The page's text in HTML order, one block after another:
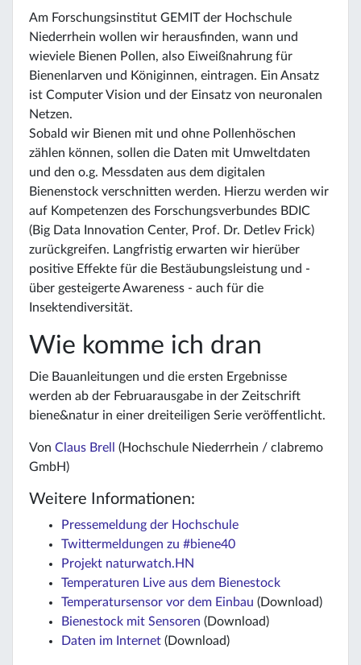
Am Forschungsinstitut GEMIT der Hochschule
Niederrhein wollen wir herausfinden, wann und
wieviele Bienen Pollen, also Eiweißnahrung für
Bienenlarven und Königinnen, eintragen. Ein Ansatz
ist Computer Vision und der Einsatz von neuronalen
Netzen.
Sobald wir Bienen mit und ohne Pollenhöschen
zählen können, sollen die Daten mit Umweltdaten
und den o.g. Messdaten aus dem digitalen
Bienenstock verschnitten werden. Hierzu werden wir
auf Kompetenzen des Forschungsverbundes BDIC
(Big Data Innovation Center, Prof. Dr. Detlev Frick)
zurückgreifen. Langfristig erwarten wir hierüber
positive Effekte für die Bestäubungsleistung und -
über gesteigerte Awareness - auch für die
Insektendiversität.
Wie komme ich dran
Die Bauanleitungen und die ersten Ergebnisse
werden ab der Februarausgabe in der Zeitschrift
biene&natur in einer dreiteiligen Serie veröffentlicht.
Von Claus Brell
(Hochschule Niederrhein / clabremo
GmbH)
Weitere Informationen:
Pressemeldung der Hochschule
Twittermeldungen zu #biene40
Projekt naturwatch.HN
Temperaturen Live aus dem Bienestock
Temperatursensor vor dem Einbau (Download)
Bienestock mit Sensoren (Download)
Daten im Internet (Download)